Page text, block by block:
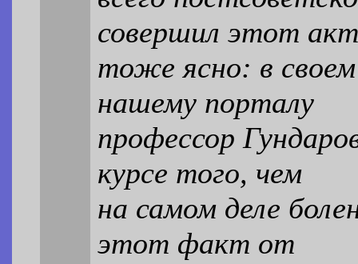
совершил этот
тоже ясно: в
нашему порталу
профессор
курсе того, чем
на самом деле
этот факт от